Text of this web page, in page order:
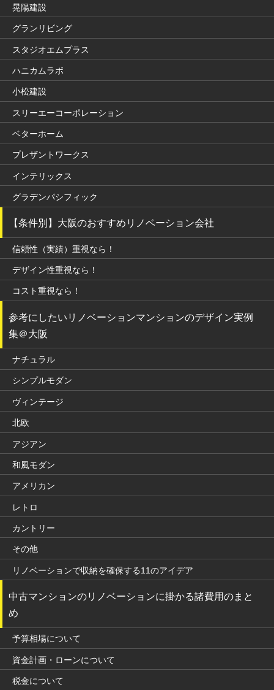
晃陽建設
グランリビング
スタジオエムプラス
ハニカムラボ
小松建設
スリーエーコーポレーション
ベターホーム
プレザントワークス
インテリックス
グラデンパシフィック
【条件別】大阪のおすすめリノベーション会社
信頼性（実績）重視なら！
デザイン性重視なら！
コスト重視なら！
参考にしたいリノベーションマンションのデザイン実例
集＠大阪
ナチュラル
シンプルモダン
ヴィンテージ
北欧
アジアン
和風モダン
アメリカン
レトロ
カントリー
その他
リノベーションで収納を確保する11のアイデア
中古マンションのリノベーションに掛かる諸費用のまと
め
予算相場について
資金計画・ローンについて
税金について